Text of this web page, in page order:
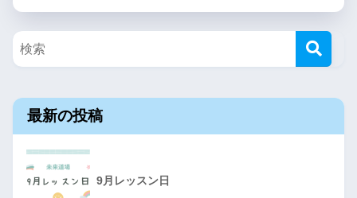
最新の投稿
9月レッスン日